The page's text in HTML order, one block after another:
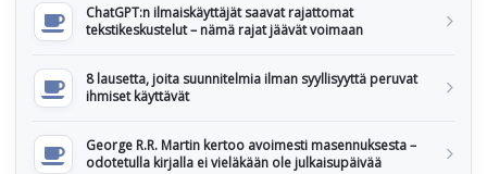
ChatGPT:n ilmaiskäyttäjät saavat rajattomat
tekstikeskustelut – nämä rajat jäävät voimaan
8 lausetta, joita suunnitelmia ilman syyllisyyttä peruvat
ihmiset käyttävät
George R.R. Martin kertoo avoimesti masennuksesta –
odotetulla kirjalla ei vieläkään ole julkaisupäivää